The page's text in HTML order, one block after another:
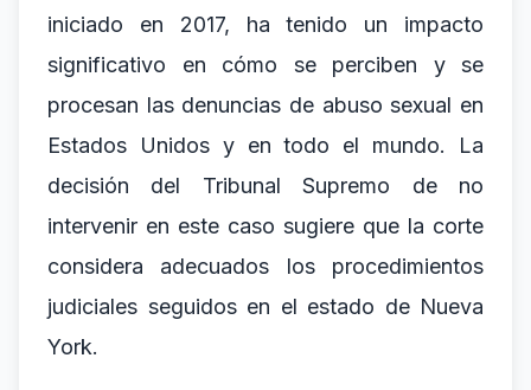
iniciado en 2017, ha tenido un impacto
significativo en cómo se perciben y se
procesan las denuncias de abuso sexual en
Estados Unidos y en todo el mundo. La
decisión del Tribunal Supremo de no
intervenir en este caso sugiere que la corte
considera adecuados los procedimientos
judiciales seguidos en el estado de Nueva
York.